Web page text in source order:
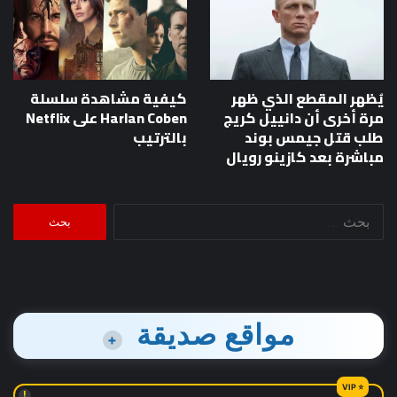
يُظهر المقطع الذي ظهر
مرة أخرى أن دانييل كريج
طلب قتل جيمس بوند
مباشرة بعد كازينو رويال
كيفية مشاهدة سلسلة
Harlan Coben على Netflix
بالترتيب
مواقع صديقة +
!